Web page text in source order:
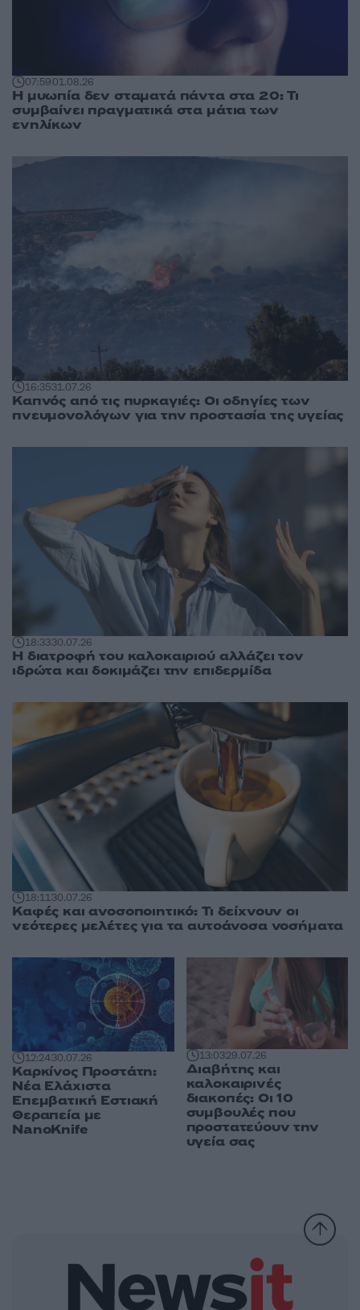
07:5901.08.26
Η μυωπία δεν σταματά πάντα στα 20: Τι
συμβαίνει πραγματικά στα μάτια των
ενηλίκων
16:3531.07.26
Καπνός από τις πυρκαγιές: Οι οδηγίες των
πνευμονολόγων για την προστασία της υγείας
18:3330.07.26
Η διατροφή του καλοκαιριού αλλάζει τον
ιδρώτα και δοκιμάζει την επιδερμίδα
18:1130.07.26
Καφές και ανοσοποιητικό: Τι δείχνουν οι
νεότερες μελέτες για τα αυτοάνοσα νοσήματα
12:2430.07.26
Καρκίνος Προστάτη:
Νέα Ελάχιστα
Επεμβατική Εστιακή
Θεραπεία με
NanoKnife
13:0329.07.26
Διαβήτης και
καλοκαιρινές
διακοπές: Οι 10
συμβουλές που
προστατεύουν την
υγεία σας